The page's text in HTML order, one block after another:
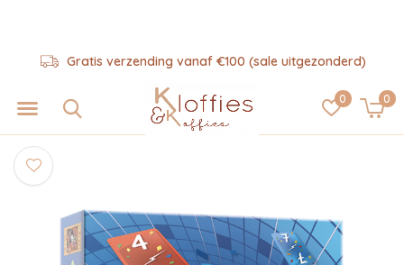
0 0
Gratis verzending vanaf €100 (sale uitgezonderd)